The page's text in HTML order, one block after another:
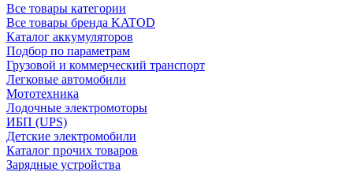
Все товары категории
Все товары бренда KATOD
Каталог аккумуляторов
Подбор по параметрам
Грузовой и коммерческий транспорт
Легковые автомобили
Мототехника
Лодочные электромоторы
ИБП (UPS)
Детские электромобили
Каталог прочих товаров
Зарядные устройства